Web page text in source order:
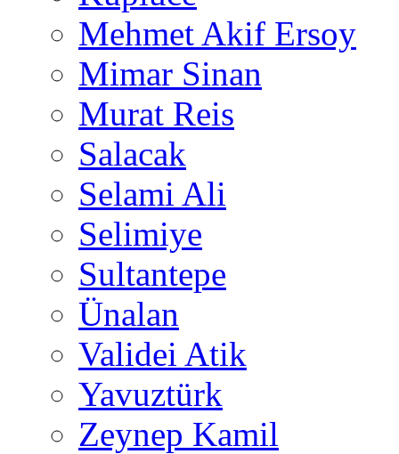
Mehmet Akif Ersoy
Mimar Sinan
Murat Reis
Salacak
Selami Ali
Selimiye
Sultantepe
Ünalan
Validei Atik
Yavuztürk
Zeynep Kamil